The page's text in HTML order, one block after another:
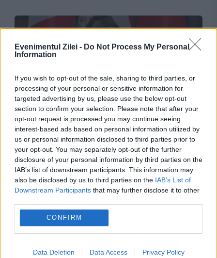
Evenimentul Zilei - Do Not Process My Personal
Information
If you wish to opt-out of the sale, sharing to third parties, or
processing of your personal or sensitive information for
targeted advertising by us, please use the below opt-out
section to confirm your selection. Please note that after your
opt-out request is processed you may continue seeing
interest-based ads based on personal information utilized by
us or personal information disclosed to third parties prior to
your opt-out. You may separately opt-out of the further
disclosure of your personal information by third parties on the
IAB’s list of downstream participants. This information may
also be disclosed by us to third parties on the IAB’s List of
Downstream Participants that may further disclose it to other
CONFIRM
Data Deletion Data Access Privacy Policy
INTERNATIONAL
Opoziția încearcă suspendarea Maiei Sandu.
Președinta spune că în spatele demersului se
află interesele Kremlinului